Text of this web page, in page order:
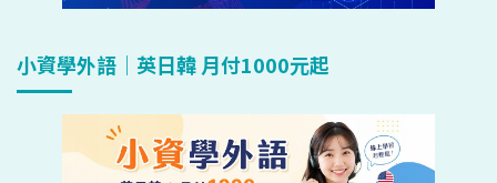
小資學外語｜英日韓 月付1000元起